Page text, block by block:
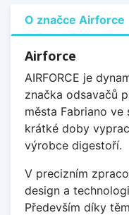
O značce Airforce
Airforce
AIRFORCE je
značka odsavačů
města Fabriano ve
krátké doby
výrobce digestoří.
V precizním
design a
Především díky